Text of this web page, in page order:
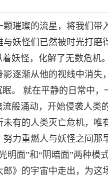
璀璨的流星，将我们带
妖怪们已然被时光打磨
妖怪，化解了无数危机
逐渐从他的视线中消失
。 就在平静的日常中，
般涌动，开始侵袭人类
有的人类灭亡危机，唯
力重燃人与妖怪之间那
明面”和“阴暗面”两种模
》的宇宙中走出，为这